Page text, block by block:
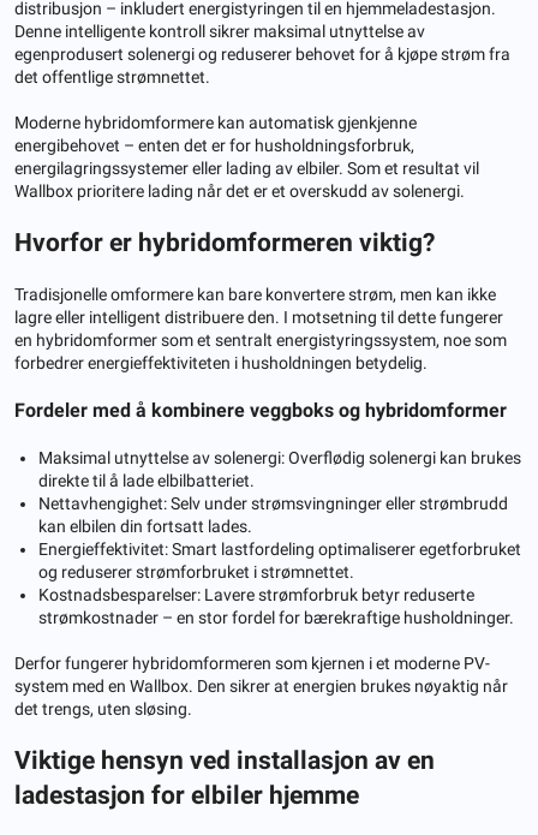
distribusjon – inkludert energistyringen til en hjemmeladestasjon.
Denne intelligente kontroll sikrer maksimal utnyttelse av
egenprodusert solenergi og reduserer behovet for å kjøpe strøm fra
det offentlige strømnettet.
Moderne hybridomformere kan automatisk gjenkjenne
energibehovet – enten det er for husholdningsforbruk,
energilagringssystemer eller lading av elbiler. Som et resultat vil
Wallbox prioritere lading når det er et overskudd av solenergi.
Hvorfor er hybridomformeren viktig?
Tradisjonelle omformere kan bare konvertere strøm, men kan ikke
lagre eller intelligent distribuere den. I motsetning til dette fungerer
en hybridomformer som et sentralt energistyringssystem, noe som
forbedrer energieffektiviteten i husholdningen betydelig.
Fordeler med å kombinere veggboks og hybridomformer
Maksimal utnyttelse av solenergi: Overflødig solenergi kan brukes
direkte til å lade elbilbatteriet.
Nettavhengighet: Selv under strømsvingninger eller strømbrudd
kan elbilen din fortsatt lades.
Energieffektivitet: Smart lastfordeling optimaliserer egetforbruket
og reduserer strømforbruket i strømnettet.
Kostnadsbesparelser: Lavere strømforbruk betyr reduserte
strømkostnader – en stor fordel for bærekraftige husholdninger.
Derfor fungerer hybridomformeren som kjernen i et moderne PV-
system med en Wallbox. Den sikrer at energien brukes nøyaktig når
det trengs, uten sløsing.
Viktige hensyn ved installasjon av en
ladestasjon for elbiler hjemme